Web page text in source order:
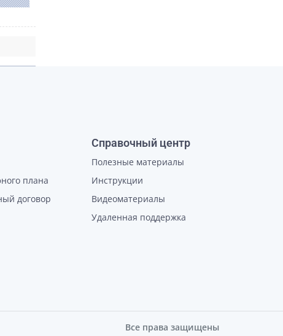
плана
договор
Справочный центр
Полезные материалы
Инструкции
Видеоматериалы
Удаленная поддержка
Все права защищены